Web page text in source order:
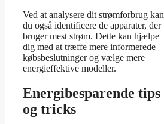
Ved at analysere dit strømforbrug kan
du også identificere de apparater, der
bruger mest strøm. Dette kan hjælpe
dig med at træffe mere informerede
købsbeslutninger og vælge mere
energieffektive modeller.
Energibesparende tips
og tricks